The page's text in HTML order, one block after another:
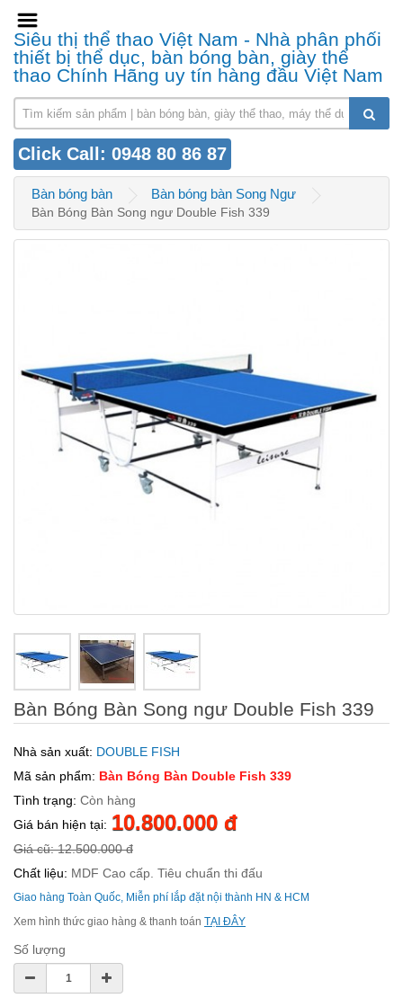
Siêu thị thể thao Việt Nam - Nhà phân phối
thiết bị thể dục, bàn bóng bàn, giày thể
thao Chính Hãng uy tín hàng đầu Việt Nam
Click Call: 0948 80 86 87
Bàn bóng bàn Bàn bóng bàn Song Ngư
Bàn Bóng Bàn Song ngư Double Fish 339
Bàn Bóng Bàn Song ngư Double Fish 339
Nhà sản xuất: DOUBLE FISH
Mã sản phẩm: Bàn Bóng Bàn Double Fish 339
Tình trạng: Còn hàng
Giá bán hiện tại: 10.800.000 đ
Giá cũ: 12.500.000 đ
Chất liệu: MDF Cao cấp. Tiêu chuẩn thi đấu
Giao hàng Toàn Quốc, Miễn phí lắp đặt nội thành HN & HCM
Xem hình thức giao hàng & thanh toán TẠI ĐÂY
Số lượng